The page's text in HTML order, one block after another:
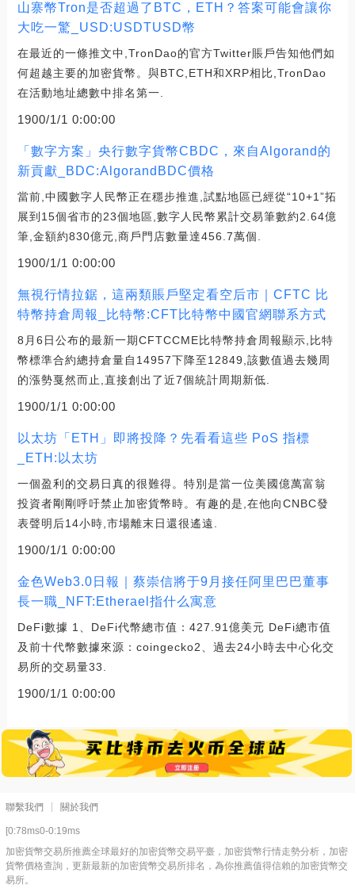
山寨幣Tron是否超過了BTC，ETH？答案可能會讓你
大吃一驚_USD:USDTUSD幣
在最近的一條推文中,TronDao的官方Twitter賬戶告知他們如
何超越主要的加密貨幣。與BTC,ETH和XRP相比,TronDao
在活動地址總數中排名第一.
1900/1/1 0:00:00
「數字方案」央行數字貨幣CBDC，來自Algorand的
新貢獻_BDC:AlgorandBDC價格
當前,中國數字人民幣正在穩步推進,試點地區已經從“10+1”拓
展到15個省市的23個地區,數字人民幣累計交易筆數約2.64億
筆,金額約830億元,商戶門店數量達456.7萬個.
1900/1/1 0:00:00
無視行情拉鋸，這兩類賬戶堅定看空后市｜CFTC 比
特幣持倉周報_比特幣:CFT比特幣中國官網聯系方式
8月6日公布的最新一期CFTCCME比特幣持倉周報顯示,比特
幣標準合約總持倉量自14957下降至12849,該數值過去幾周
的漲勢戛然而止,直接創出了近7個統計周期新低.
1900/1/1 0:00:00
以太坊「ETH」即將投降？先看看這些 PoS 指標
_ETH:以太坊
一個盈利的交易日真的很難得。特別是當一位美國億萬富翁
投資者剛剛呼吁禁止加密貨幣時。有趣的是,在他向CNBC發
表聲明后14小時,市場離末日還很遙遠.
1900/1/1 0:00:00
金色Web3.0日報｜蔡崇信將于9月接任阿里巴巴董事
長一職_NFT:Etherael指什么寓意
DeFi數據 1、DeFi代幣總市值：427.91億美元 DeFi總市值
及前十代幣數據來源：coingecko2、過去24小時去中心化交
易所的交易量33.
1900/1/1 0:00:00
聯繫我們 關於我們
[0:78ms0-0:19ms
加密貨幣交易所推薦全球最好的加密貨幣交易平臺，加密貨幣行情走勢分析，加密
貨幣價格查詢，更新最新的加密貨幣交易所排名，為你推薦值得信賴的加密貨幣交
易所。